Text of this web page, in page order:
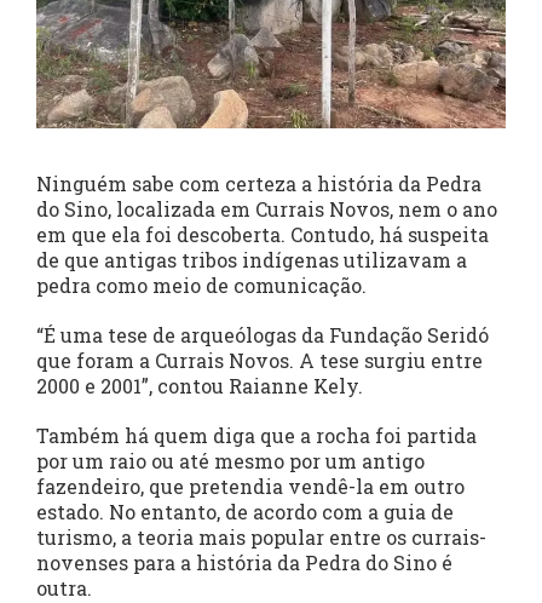
Ninguém sabe com certeza a história da Pedra
do Sino, localizada em Currais Novos, nem o ano
em que ela foi descoberta. Contudo, há suspeita
de que antigas tribos indígenas utilizavam a
pedra como meio de comunicação.
“É uma tese de arqueólogas da Fundação Seridó
que foram a Currais Novos. A tese surgiu entre
2000 e 2001”, contou Raianne Kely.
Também há quem diga que a rocha foi partida
por um raio ou até mesmo por um antigo
fazendeiro, que pretendia vendê-la em outro
estado. No entanto, de acordo com a guia de
turismo, a teoria mais popular entre os currais-
novenses para a história da Pedra do Sino é
outra.